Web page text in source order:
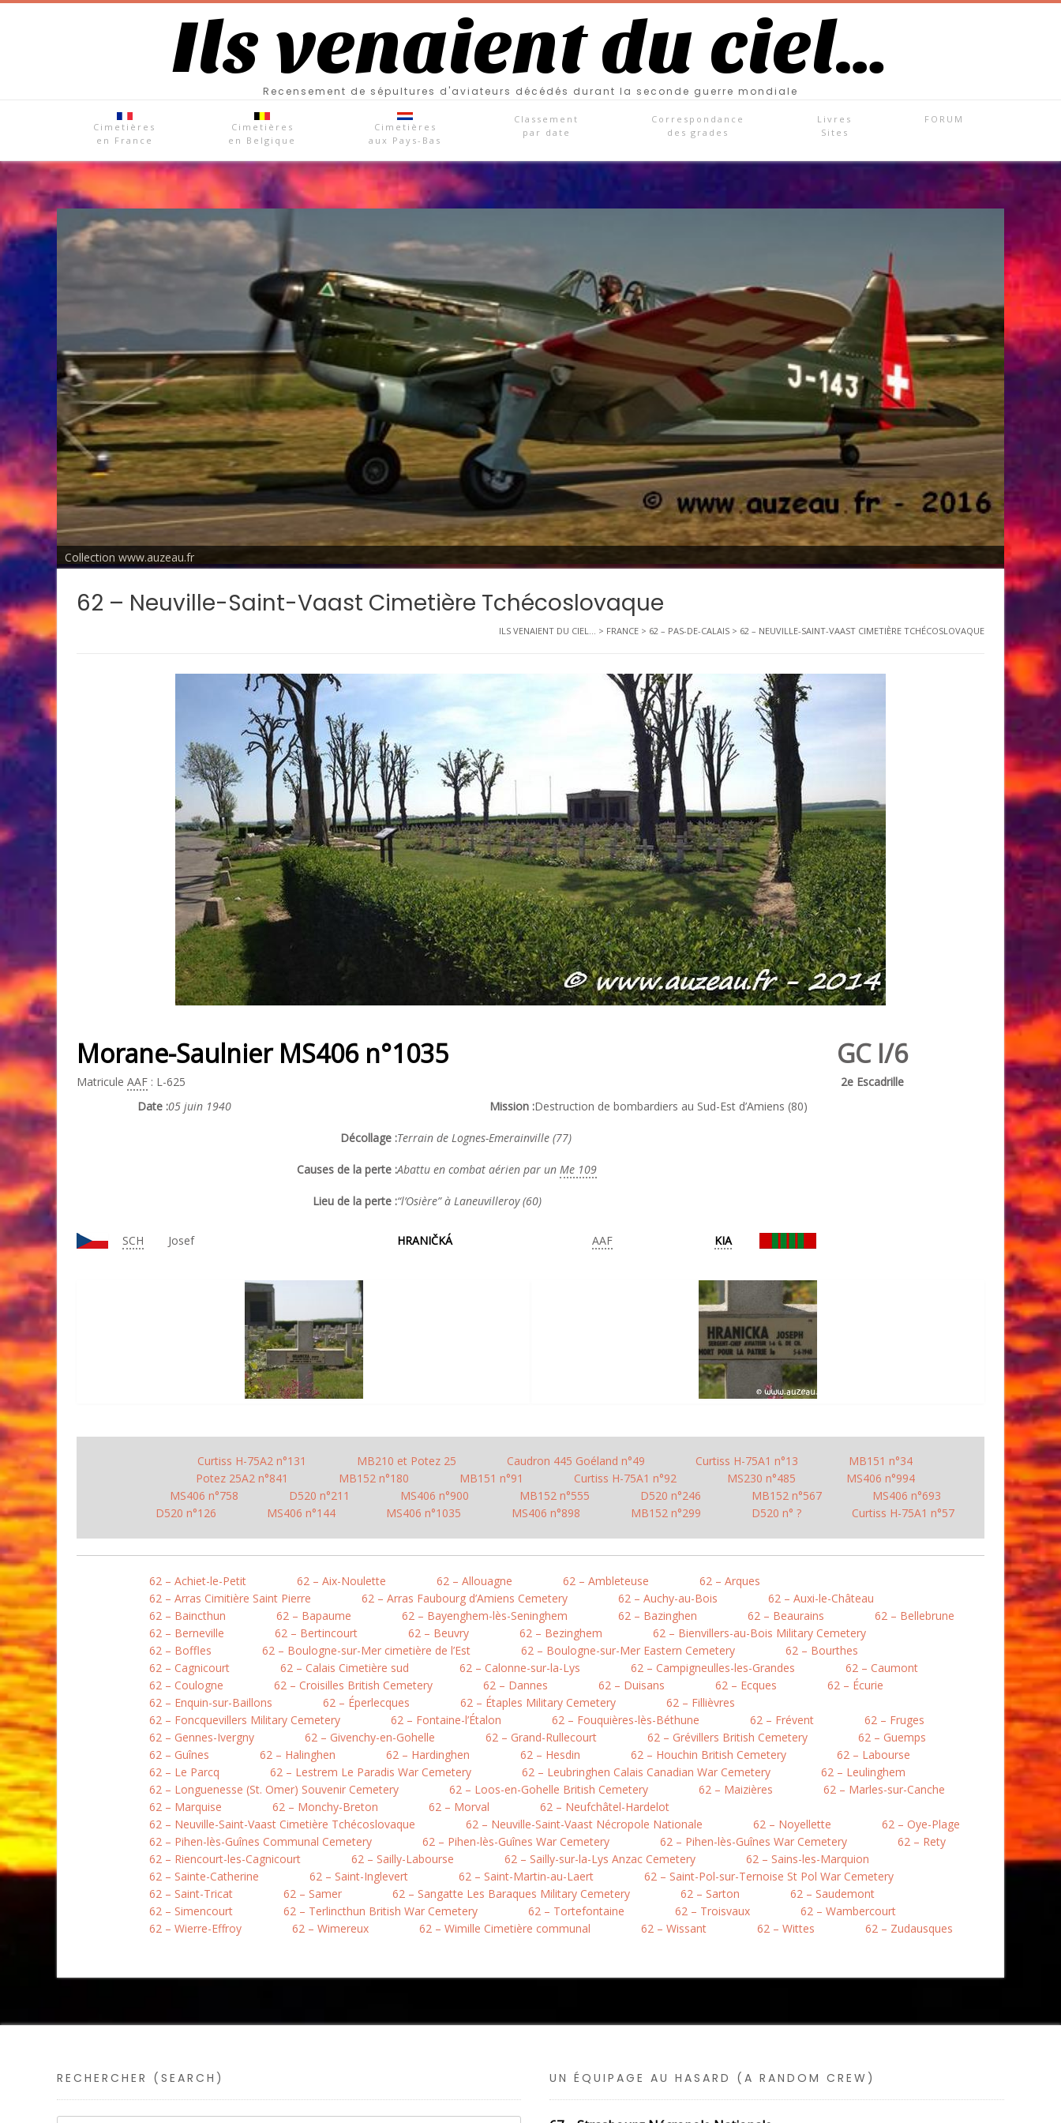
Ils venaient du ciel…
Recensement de sépultures d'aviateurs décédés durant la seconde guerre mondiale
Cimetières
en France
Cimetières
en Belgique
Cimetières
aux Pays-Bas
Classement
par date
Correspondance
des grades
Livres
Sites
FORUM
Collection www.auzeau.fr
62 – Neuville-Saint-Vaast Cimetière Tchécoslovaque
ILS VENAIENT DU CIEL... > FRANCE > 62 – PAS-DE-CALAIS > 62 – NEUVILLE-SAINT-VAAST CIMETIÈRE TCHÉCOSLOVAQUE
Morane-Saulnier MS406 n°1035
Matricule AAF : L-625
GC I/6
2e Escadrille
Date :05 juin 1940 Mission :Destruction de bombardiers au Sud-Est d’Amiens (80)
Décollage :Terrain de Lognes-Emerainville (77)
Causes de la perte :Abattu en combat aérien par un Me 109
Lieu de la perte :“l’Osière” à Laneuvilleroy (60)
SCH Josef HRANIČKÁ AAF KIA
Curtiss H-75A2 n°131 MB210 et Potez 25 Caudron 445 Goéland n°49 Curtiss H-75A1 n°13
MB151 n°34
Potez 25A2 n°841
MB152 n°180 MB151 n°91 Curtiss H-75A1 n°92 MS230 n°485
MS406 n°994
MS406 n°758
D520 n°211 MS406 n°900 MB152 n°555 D520 n°246 MB152 n°567
MS406 n°693
D520 n°126
MS406 n°144 MS406 n°1035 MS406 n°898 MB152 n°299 D520 n° ? Curtiss H-75A1 n°57
62 – Achiet-le-Petit 62 – Aix-Noulette 62 – Allouagne 62 – Ambleteuse
62 – Arques
62 – Arras Cimitière Saint Pierre
62 – Arras Faubourg d’Amiens Cemetery 62 – Auchy-au-Bois
62 – Auxi-le-Château
62 – Baincthun
62 – Bapaume 62 – Bayenghem-lès-Seninghem 62 – Bazinghen 62 – Beaurains
62 – Bellebrune
62 – Berneville
62 – Bertincourt 62 – Beuvry 62 – Bezinghem
62 – Bienvillers-au-Bois Military Cemetery
62 – Boffles
62 – Boulogne-sur-Mer cimetière de l’Est 62 – Boulogne-sur-Mer Eastern Cemetery
62 – Bourthes
62 – Cagnicourt
62 – Calais Cimetière sud 62 – Calonne-sur-la-Lys 62 – Campigneulles-les-Grandes
62 – Caumont
62 – Coulogne
62 – Croisilles British Cemetery 62 – Dannes 62 – Duisans 62 – Ecques
62 – Écurie
62 – Enquin-sur-Baillons
62 – Éperlecques 62 – Étaples Military Cemetery
62 – Fillièvres
62 – Foncquevillers Military Cemetery
62 – Fontaine-l’Étalon 62 – Fouquières-lès-Béthune 62 – Frévent
62 – Fruges
62 – Gennes-Ivergny
62 – Givenchy-en-Gohelle 62 – Grand-Rullecourt 62 – Grévillers British Cemetery
62 – Guemps
62 – Guînes
62 – Halinghen 62 – Hardinghen 62 – Hesdin 62 – Houchin British Cemetery
62 – Labourse
62 – Le Parcq
62 – Lestrem Le Paradis War Cemetery 62 – Leubringhen Calais Canadian War Cemetery
62 – Leulinghem
62 – Longuenesse (St. Omer) Souvenir Cemetery
62 – Loos-en-Gohelle British Cemetery 62 – Maizières
62 – Marles-sur-Canche
62 – Marquise
62 – Monchy-Breton 62 – Morval
62 – Neufchâtel-Hardelot
62 – Neuville-Saint-Vaast Cimetière Tchécoslovaque
62 – Neuville-Saint-Vaast Nécropole Nationale 62 – Noyellette
62 – Oye-Plage
62 – Pihen-lès-Guînes Communal Cemetery
62 – Pihen-lès-Guînes War Cemetery 62 – Pihen-lès-Guînes War Cemetery
62 – Rety
62 – Riencourt-les-Cagnicourt
62 – Sailly-Labourse 62 – Sailly-sur-la-Lys Anzac Cemetery
62 – Sains-les-Marquion
62 – Sainte-Catherine
62 – Saint-Inglevert 62 – Saint-Martin-au-Laert
62 – Saint-Pol-sur-Ternoise St Pol War Cemetery
62 – Saint-Tricat
62 – Samer 62 – Sangatte Les Baraques Military Cemetery 62 – Sarton
62 – Saudemont
62 – Simencourt
62 – Terlincthun British War Cemetery 62 – Tortefontaine 62 – Troisvaux
62 – Wambercourt
62 – Wierre-Effroy
62 – Wimereux 62 – Wimille Cimetière communal 62 – Wissant 62 – Wittes 62 – Zudausques
RECHERCHER (SEARCH) UN ÉQUIPAGE AU HASARD (A RANDOM CREW)